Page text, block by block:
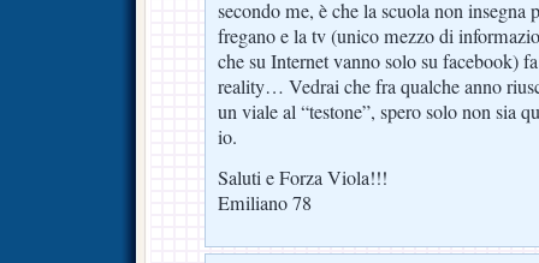
secondo me, è che la scuola non insegna
fregano e la tv (unico mezzo di
che su Internet vanno solo su facebook)
reality… Vedrai che fra qualche anno
un viale al “testone”, spero solo non sia
io.
Saluti e Forza Viola!!!
Emiliano 78